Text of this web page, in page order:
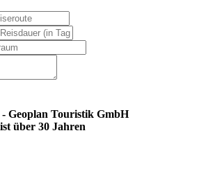
Geoplan Touristik GmbH
über 30 Jahren